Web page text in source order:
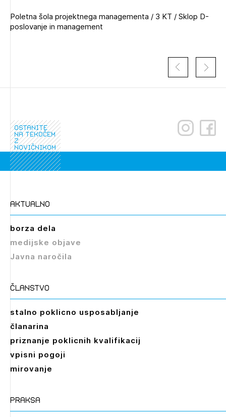
Izbrana vsebina je namenjena le ZAPS
registriranim uporabnikom. Da lahko do nje
dostopate, se je potrebno prijaviti.
Poletna šola projektnega managementa / 3 KT / Sklop D-
poslovanje in management
ostanite
na tekočem
z
novičnikom
aktualno
borza dela
medijske objave
Javna naročila
članstvo
stalno poklicno usposabljanje
članarina
priznanje poklicnih kvalifikacij
vpisni pogoji
mirovanje
praksa